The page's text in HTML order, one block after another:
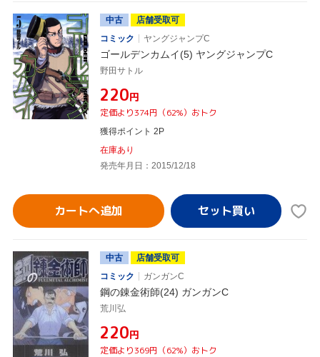
中古
店舗受取可
コミック
ヤングジャンプC
ゴールデンカムイ(5) ヤングジャンプC
野田サトル
¥220円
定価より374円（62%）おトク
獲得ポイント 2P
在庫あり
発売年月日：2015/12/18
カートへ追加
中古
店舗受取可
コミック
ガンガンC
鋼の錬金術師(24) ガンガンC
荒川弘
¥220円
定価より369円（62%）おトク